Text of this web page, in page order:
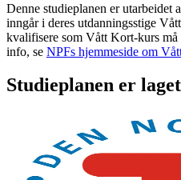
Denne studieplanen er utarbeidet
inngår i deres utdanningsstige
kvalifisere som Vått Kort-kurs
info, se NPFs hjemmeside om
Studieplanen er